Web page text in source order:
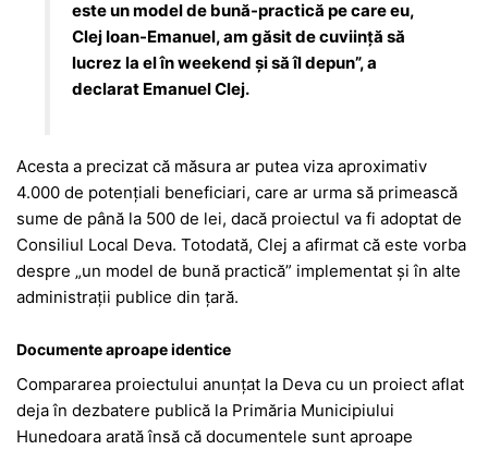
este un model de bună-practică pe care eu,
Clej Ioan-Emanuel, am găsit de cuviință să
lucrez la el în weekend și să îl depun”, a
declarat Emanuel Clej.
Acesta a precizat că măsura ar putea viza aproximativ
4.000 de potențiali beneficiari, care ar urma să primească
sume de până la 500 de lei, dacă proiectul va fi adoptat de
Consiliul Local Deva. Totodată, Clej a afirmat că este vorba
despre „un model de bună practică” implementat și în alte
administrații publice din țară.
Documente aproape identice
Compararea proiectului anunțat la Deva cu un proiect aflat
deja în dezbatere publică la Primăria Municipiului
Hunedoara arată însă că documentele sunt aproape